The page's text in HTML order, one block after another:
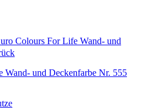
Colours For Life Wand- und
und Deckenfarbe Nr. 555